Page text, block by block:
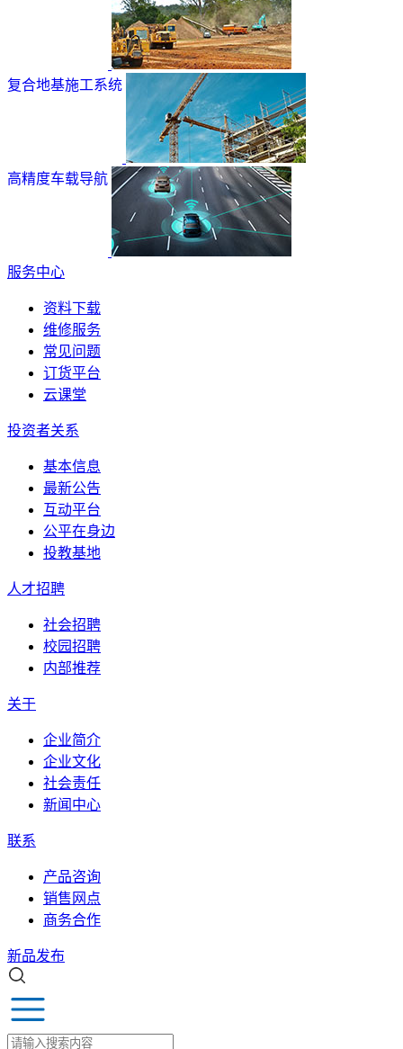
复合地基施工系统
高精度车载导航
服务中心
资料下载
维修服务
常见问题
订货平台
云课堂
投资者关系
基本信息
最新公告
互动平台
公平在身边
投教基地
人才招聘
社会招聘
校园招聘
内部推荐
关于
企业简介
企业文化
社会责任
新闻中心
联系
产品咨询
销售网点
商务合作
新品发布